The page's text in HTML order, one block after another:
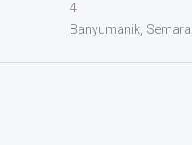
4
Banyumanik,